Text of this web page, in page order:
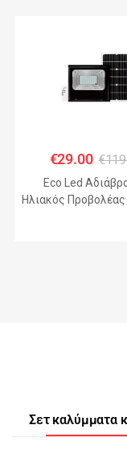
€29.00 €
Eco Led
Ηλιακός Προβολέας
Σετ καλύμματα